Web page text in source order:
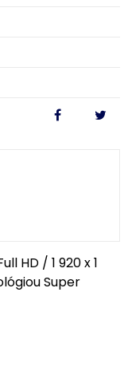
HD / 1 920 x 1
Super